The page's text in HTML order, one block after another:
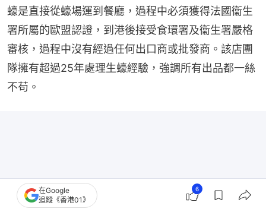
蠔是直接從蠔場運到餐廳，過程中必須獲得法國衞生
署所屬的歐盟認證，到港後接受食環署及衞生署嚴格
審核，過程中沒有經過任何出口商或批發商。該店團
隊擁有超過25年處理生蠔經驗，強調所有出品都一絲
不苟。
在Google
追蹤《香港01》
6